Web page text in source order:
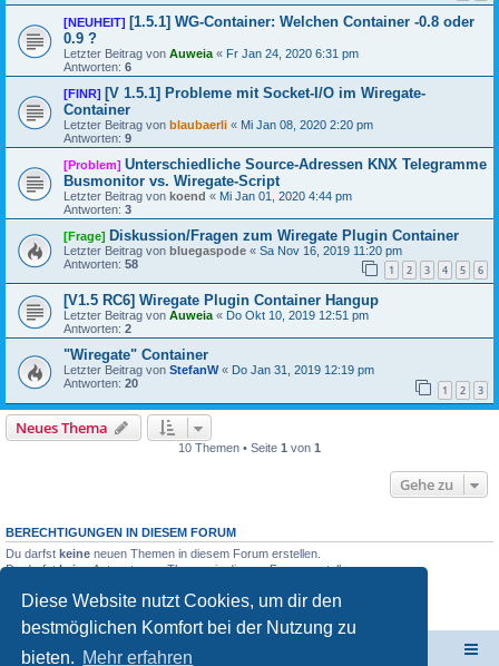
Diese Website nutzt Cookies, um dir den
bestmöglichen Komfort bei der Nutzung zu
bieten. Mehr erfahren
[NEUHEIT] [1.5.1] WG-Container: Welchen Container -0.8 oder
0.9 ?
Letzter Beitrag von Auweia « Fr Jan 24, 2020 6:31 pm
Antworten: 6
[FINR] [V 1.5.1] Probleme mit Socket-I/O im Wiregate-
Container
Letzter Beitrag von blaubaerli « Mi Jan 08, 2020 2:20 pm
Antworten: 9
[Problem] Unterschiedliche Source-Adressen KNX Telegramme
Busmonitor vs. Wiregate-Script
Letzter Beitrag von koend « Mi Jan 01, 2020 4:44 pm
Antworten: 3
[Frage] Diskussion/Fragen zum Wiregate Plugin Container
Letzter Beitrag von bluegaspode « Sa Nov 16, 2019 11:20 pm
Antworten: 58 1 2 3 4 5 6
[V1.5 RC6] Wiregate Plugin Container Hangup
Letzter Beitrag von Auweia« Do Okt 10, 2019 12:51 pm
Antworten: 2
"Wiregate" Container
Letzter Beitrag von StefanW« Do Jan 31, 2019 12:19 pm
Antworten: 20 1 2 3
Neues Thema
10 Themen • Seite 1 von 1
Gehe zu
BERECHTIGUNGEN IN DIESEM FORUM
Du darfst keine neuen Themen in diesem Forum erstellen.
Du darfstkeineAntworten zu Themen in diesem Forum erstellen.
Du darfst deine Beiträge in diesem Forumnicht löschen.
ElabNET Technik Forum